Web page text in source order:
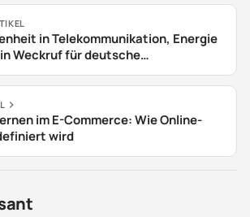
in Telekommunikation, Energie
Weckruf für deutsche
im E-Commerce: Wie Online-
wird